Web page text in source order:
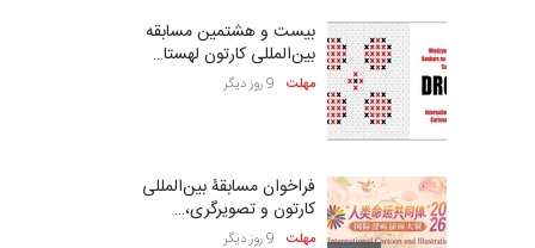
بیست و هشتمین مسابقه
بین‌المللی کارتون لهستا…
مهلت 9 روز دیگر
فراخوان مسابقۀ بین‌المللی
کارتون و تصویرگری،…
مهلت 9 روز دیگر